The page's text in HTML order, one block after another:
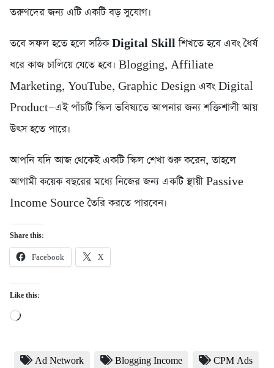
তরুণদের জন্য এটি একটি বড় সুযোগ।
তবে সফল হতে হলে সঠিকDigital Skillশিখতে হবে এবং ধৈর্য
ধরে কাজ চালিয়ে যেতে হবে। Blogging, Affiliate
Marketing, YouTube, Graphic Design এবং Digital
Product—এই পাঁচটি স্কিল ভবিষ্যতে আপনার জন্য শক্তিশালী আয়
উৎস হতে পারে।
আপনি যদি আজ থেকেই একটি স্কিল শেখা শুরু করেন, তাহলে
আগামী কয়েক বছরের মধ্যে নিজের জন্য একটি স্থায়ী Passive
Income Source তৈরি করতে পারবেন।
Share this:
Facebook X
Like this:
Loading…
Ad Network Blogging Income CPM Ads